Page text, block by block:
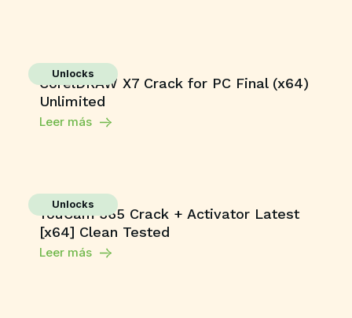
Unlocks
CorelDRAW X7 Crack for PC Final (x64)
Unlimited
Leer más
Unlocks
YouCam 365 Crack + Activator Latest
[x64] Clean Tested
Leer más